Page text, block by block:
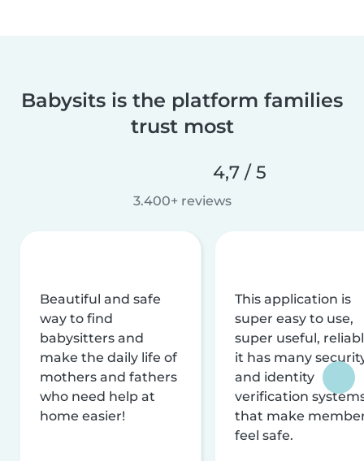
Babysits is the platform families
trust most
4,7 / 5
3.400+ reviews
Beautiful and safe
way to find
babysitters and
make the daily life of
mothers and fathers
who need help at
home easier!
This application is
super easy to use,
super useful,
it has many
and identity
verification
that make
feel safe.